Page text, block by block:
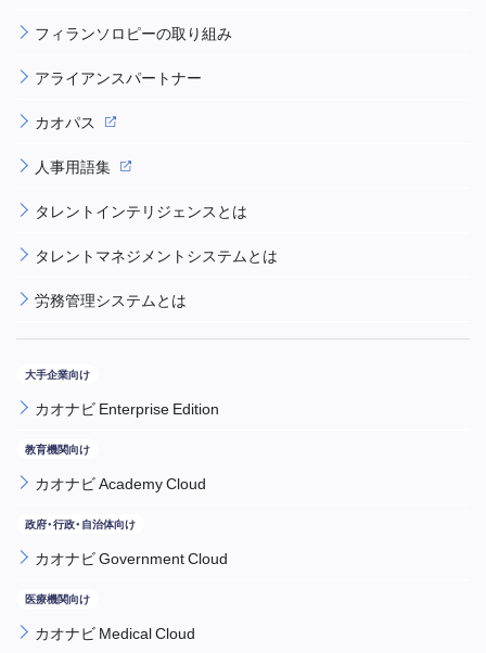
フィランソロピーの取り組み
アライアンスパートナー
カオパス
人事用語集
タレントインテリジェンスとは
タレントマネジメントシステムとは
労務管理システムとは
カオナビ Enterprise Edition
カオナビ Academy Cloud
カオナビ Government Cloud
カオナビ Medical Cloud